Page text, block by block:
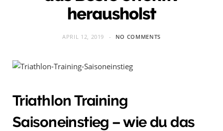
herausholst
APRIL 12, 2019 NO COMMENTS
Triathlon Training
Saisoneinstieg – wie du das